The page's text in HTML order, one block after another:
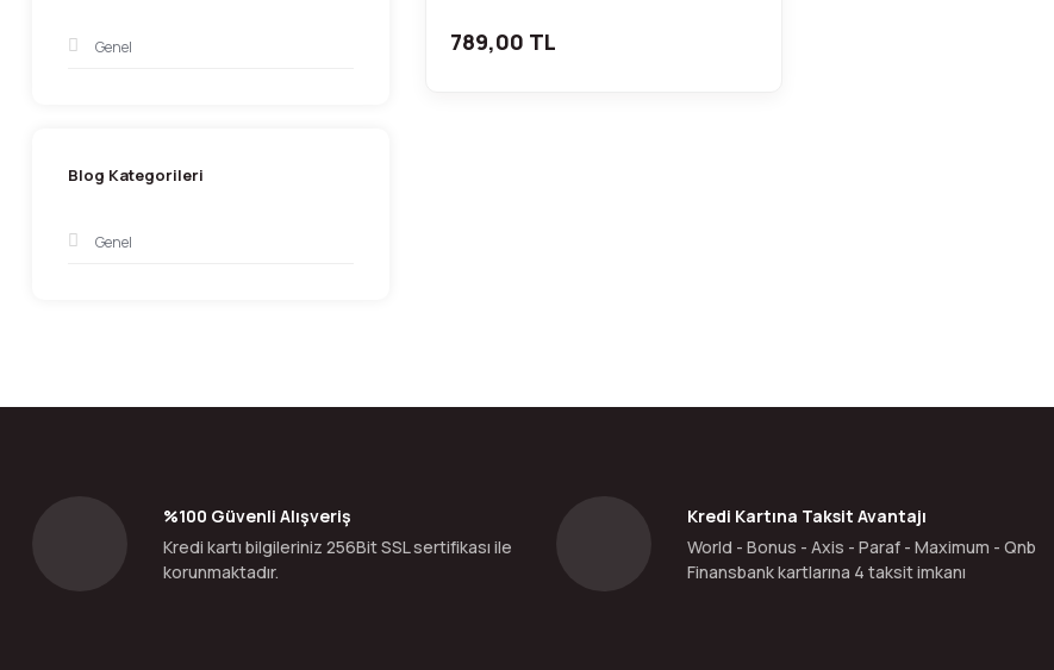
Genel
Blog Kategorileri
Genel
789,00 TL
%100 Güvenli Alışveriş
Kredi kartı bilgileriniz 256Bit SSL sertifikası ile
korunmaktadır.
Kredi Kartına Taksit Avantajı
World - Bonus - Axis - Paraf - Maximum - Qnb
Finansbank kartlarına 4 taksit imkanı